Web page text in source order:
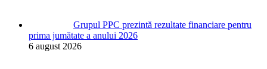
Grupul PPC prezintă rezultate financiare pentru
prima jumătate a anului 2026
6 august 2026